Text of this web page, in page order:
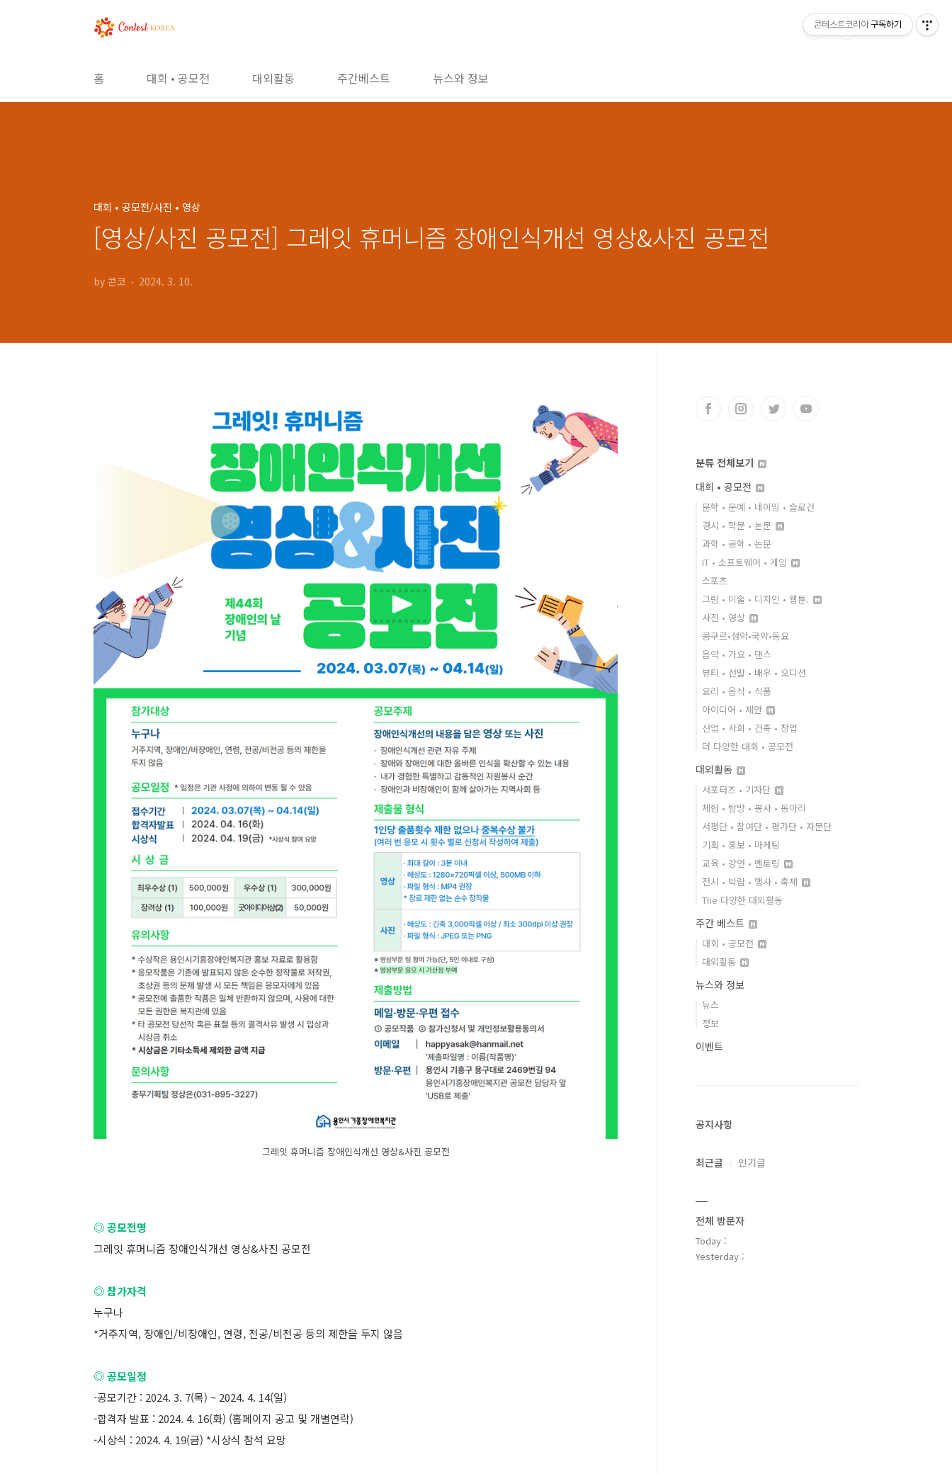
홈 대회 • 공모전 대외활동 주간베스트 뉴스와 정보
대회 • 공모전/사진 • 영상
[영상/사진 공모전] 그레잇 휴머니즘 장애인식개선 영상&사진 공모전
by 콘코 2024. 3. 10.
그레잇 휴머니즘 장애인식개선 영상&사진 공모전
◎ 공모전명
그레잇 휴머니즘 장애인식개선 영상&사진 공모전
◎ 참가자격
누구나
*거주지역, 장애인/비장애인, 연령, 전공/비전공 등의 제한을 두지 않음
◎ 공모일정
-공모기간 : 2024. 3. 7(목) ~ 2024. 4. 14(일)
-합격자 발표 : 2024. 4. 16(화) (홈페이지 공고 및 개별연락)
-시상식 : 2024. 4. 19(금) *시상식 참석 요망
분류 전체보기
대회 • 공모전
문학 • 문예 • 네이밍 • 슬로건
경시 • 학문 • 논문
과학 • 공학 • 논문
IT • 소프트웨어 • 게임
스포츠
그림 • 미술 • 디자인 • 웹툰.
사진 • 영상
콩쿠르•성악•국악•동요
음악 • 가요 • 댄스
뷰티 • 선발 • 배우 • 오디션
요리 • 음식 • 식품
아이디어 • 제안
산업 • 사회 • 건축 • 창업
더 다양한 대회 • 공모전
대외활동
서포터즈 • 기자단
체험 • 탐방 • 봉사 • 동아리
서평단 • 참여단 • 평가단 • 자문단
기획 • 홍보 • 마케팅
교육 • 강연 • 멘토링
전시 • 박람 • 행사 • 축제
The 다양한 대외활동
주간 베스트
대회 • 공모전
대외활동
뉴스와 정보
뉴스
정보
이벤트
공지사항
최근글 인기글
전체 방문자
Today :
Yesterday :
콘테스트코리아 구독하기